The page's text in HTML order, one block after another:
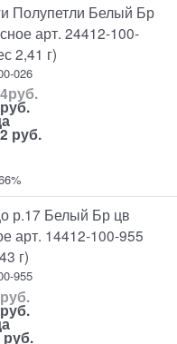
Полупетли Белый Бр
арт. 24412-100-
2,41 г)
026
руб.
руб.
руб.
р.17 Белый Бр цв
арт. 14412-100-955
г)
955
руб.
руб.
руб.